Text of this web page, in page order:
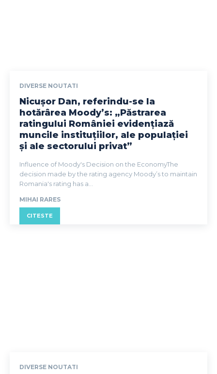
DIVERSE NOUTATI
Nicușor Dan, referindu-se la
hotărârea Moody’s: „Păstrarea
ratingului României evidențiază
muncile instituțiilor, ale populației
și ale sectorului privat”
Influence of Moody's Decision on the EconomyThe
decision made by the rating agency Moody’s to maintain
Romania's rating has a...
MIHAI RARES
CITESTE
DIVERSE NOUTATI